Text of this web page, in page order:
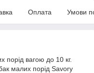
Оплата Умови
порід вагою до 10 кг.
малих порід Savory